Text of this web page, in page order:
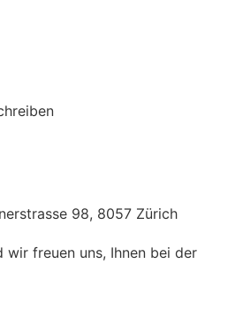
98, 8057 Zürich
freuen uns, Ihnen bei der